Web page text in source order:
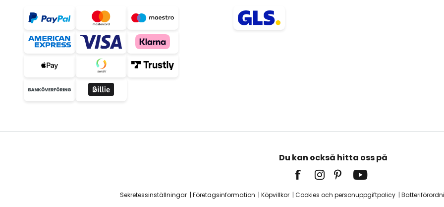
Du kan också hitta oss på
Sekretessinställningar Företagsinformation Köpvillkor Cookies och personuppgiftpolicy